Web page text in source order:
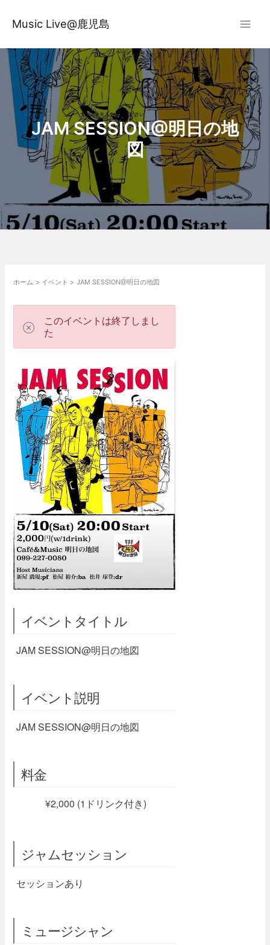
ス
Music Live@鹿児島
JAM SESSION@明日の地
図
ホーム イベント JAM SESSION@明日の地図
このイベントは終了しまし
た
イベントタイトル
JAM SESSION@明日の地図
イベント説明
JAM SESSION@明日の地図
料金
¥2,000 (1ドリンク付き)
ジャムセッション
セッションあり
ミュージシャン